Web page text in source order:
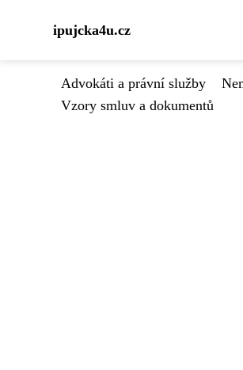
ipujcka4u.cz
Advokáti a právní služby
Vzory smluv a dokumentů